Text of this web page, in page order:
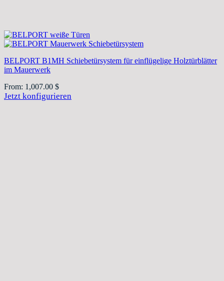
BELPORT B1MH Schiebetürsystem für einflügelige Holztürblätter
im Mauerwerk
From: 1,007.00 $
Jetzt konfigurieren